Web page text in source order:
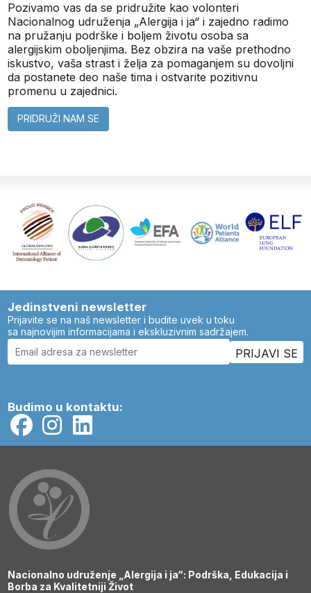
Pozivamo vas da se pridružite kao volonteri
Nacionalnog udruženja „Alergija i ja“ i zajedno radimo
na pružanju podrške i boljem životu osoba sa
alergijskim oboljenjima. Bez obzira na vaše prethodno
iskustvo, vaša strast i želja za pomaganjem su dovoljni
da postanete deo naše tima i ostvarite pozitivnu
promenu u zajednici.
PRIDRUŽI NAM SE
Jedinstveni newsletter
Prijavite se na naš newsletter i budite uvek u toku
sa najnovijim informacijama i ekskluzivnim sadržajem.
Budimo u kontaktu:
Nacionalno udruženje „Alergija i ja“: Podrška, Edukacija i
Borba za Kvalitetniji Život